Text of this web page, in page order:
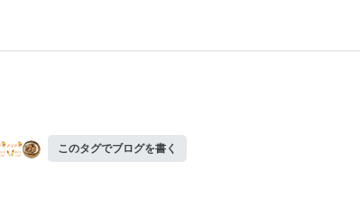
このタグでブログを書く